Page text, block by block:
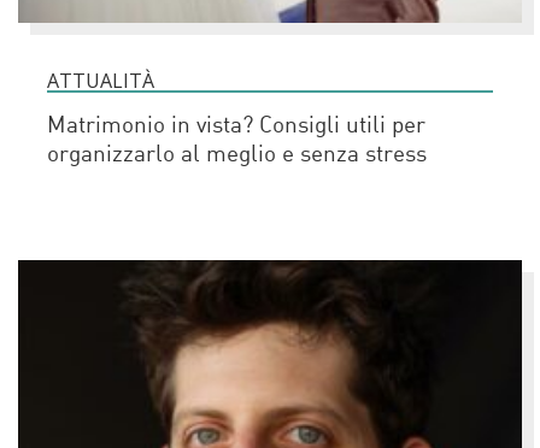
ATTUALITÀ
Matrimonio in vista? Consigli utili per
organizzarlo al meglio e senza stress